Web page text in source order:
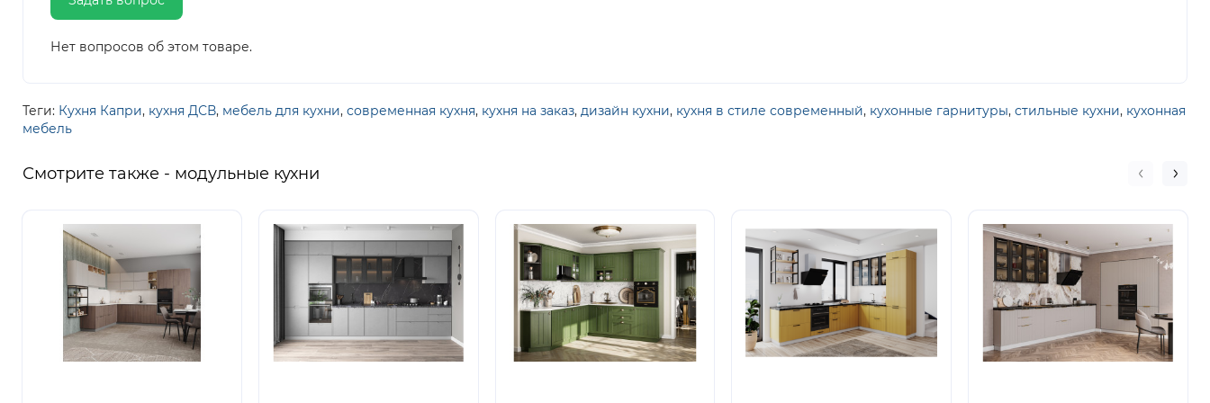
Нет вопросов об этом товаре.
Теги: Кухня Капри, кухня ДСВ, мебель для кухни, современная кухня, кухня на заказ, дизайн кухни, кухня в стиле современный, кухонные гарнитуры, стильные кухни, кухонная
мебель
Смотрите также - модульные кухни